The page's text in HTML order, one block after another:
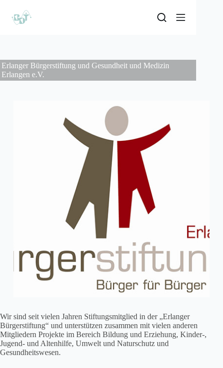
Erlanger Bürgerstiftung und Gesundheit und Medizin
Erlangen e.V.
Wir sind seit vielen Jahren Stiftungsmitglied in der „Erlanger
Bürgerstiftung“ und unterstützen zusammen mit vielen anderen
Mitgliedern Projekte im Bereich Bildung und Erziehung, Kinder-,
Jugend- und Altenhilfe, Umwelt und Naturschutz und
Gesundheitswesen.